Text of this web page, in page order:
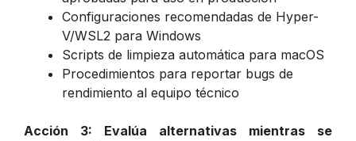
Configuraciones recomendadas de Hyper-
V/WSL2 para Windows
Scripts de limpieza automática para macOS
Procedimientos para reportar bugs de
rendimiento al equipo técnico
Acción 3: Evalúa alternativas mientras se